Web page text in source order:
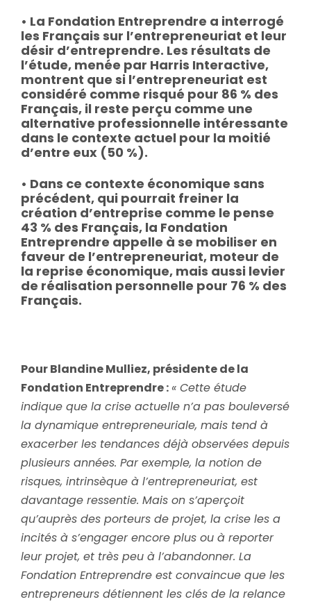
• La Fondation Entreprendre a interrogé
les Français sur l’entrepreneuriat et leur
désir d’entreprendre. Les résultats de
l’étude, menée par Harris Interactive,
montrent que si l’entrepreneuriat est
considéré comme risqué pour 86 % des
Français, il reste perçu comme une
alternative professionnelle intéressante
dans le contexte actuel pour la moitié
d’entre eux (50 %).
• Dans ce contexte économique sans
précédent, qui pourrait freiner la
création d’entreprise comme le pense
43 % des Français, la Fondation
Entreprendre appelle à se mobiliser en
faveur de l’entrepreneuriat, moteur de
la reprise économique, mais aussi levier
de réalisation personnelle pour 76 % des
Français.
Pour Blandine Mulliez, présidente de la
Fondation Entreprendre : « Cette étude
indique que la crise actuelle n’a pas bouleversé
la dynamique entrepreneuriale, mais tend à
exacerber les tendances déjà observées depuis
plusieurs années. Par exemple, la notion de
risques, intrinsèque à l’entrepreneuriat, est
davantage ressentie. Mais on s’aperçoit
qu’auprès des porteurs de projet, la crise les a
incités à s’engager encore plus ou à reporter
leur projet, et très peu à l’abandonner. La
Fondation Entreprendre est convaincue que les
entrepreneurs détiennent les clés de la relance